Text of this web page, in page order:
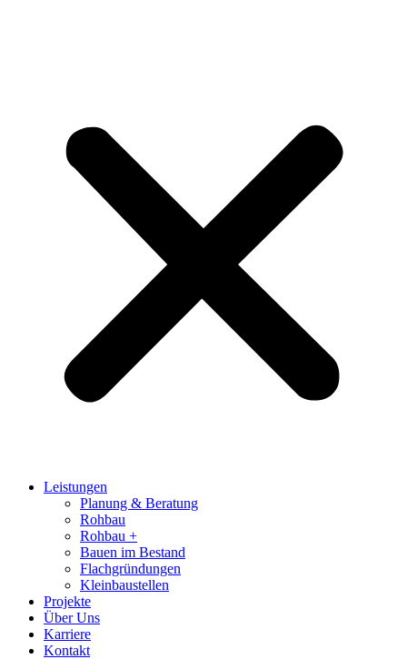
Leistungen
Planung & Beratung
Rohbau
Rohbau +
Bauen im Bestand
Flachgründungen
Kleinbaustellen
Projekte
Über Uns
Karriere
Kontakt